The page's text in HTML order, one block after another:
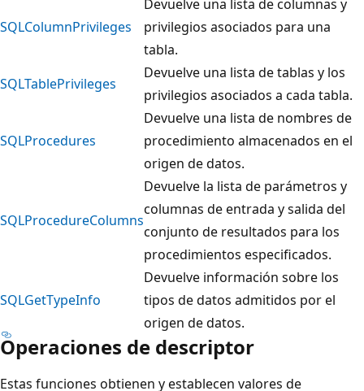
SQLColumnPrivileges
Devuelve una lista de columnas y
privilegios asociados para una
tabla.
SQLTablePrivileges
Devuelve una lista de tablas y los
privilegios asociados a cada tabla.
SQLProcedures
Devuelve una lista de nombres de
procedimiento almacenados en el
origen de datos.
SQLProcedureColumns
Devuelve la lista de parámetros y
columnas de entrada y salida del
conjunto de resultados para los
procedimientos especificados.
SQLGetTypeInfo
Devuelve información sobre los
tipos de datos admitidos por el
origen de datos.
Operaciones de descriptor
Estas funciones obtienen y establecen valores de